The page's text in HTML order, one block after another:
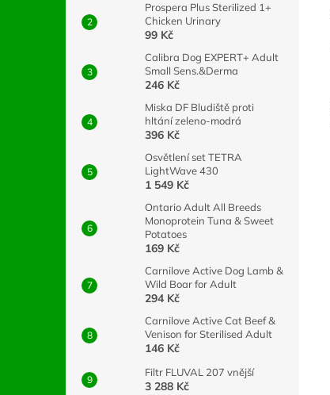
Prospera Plus Sterilized 1+
Chicken Urinary
99 Kč
Calibra Dog EXPERT+ Adult
Small Sens.&Derma
246 Kč
Miska DF Bludiště proti
hltání zeleno-modrá
396 Kč
Osvětlení set TETRA
LightWave 430
1 549 Kč
Ontario Adult All Breeds
Monoprotein Tuna & Sweet
Potatoes
169 Kč
Carnilove Active Dog Lamb &
Wild Boar for Adult
294 Kč
Carnilove Active Cat Beef &
Venison for Sterilised Adult
146 Kč
Filtr FLUVAL 207 vnější
3 288 Kč